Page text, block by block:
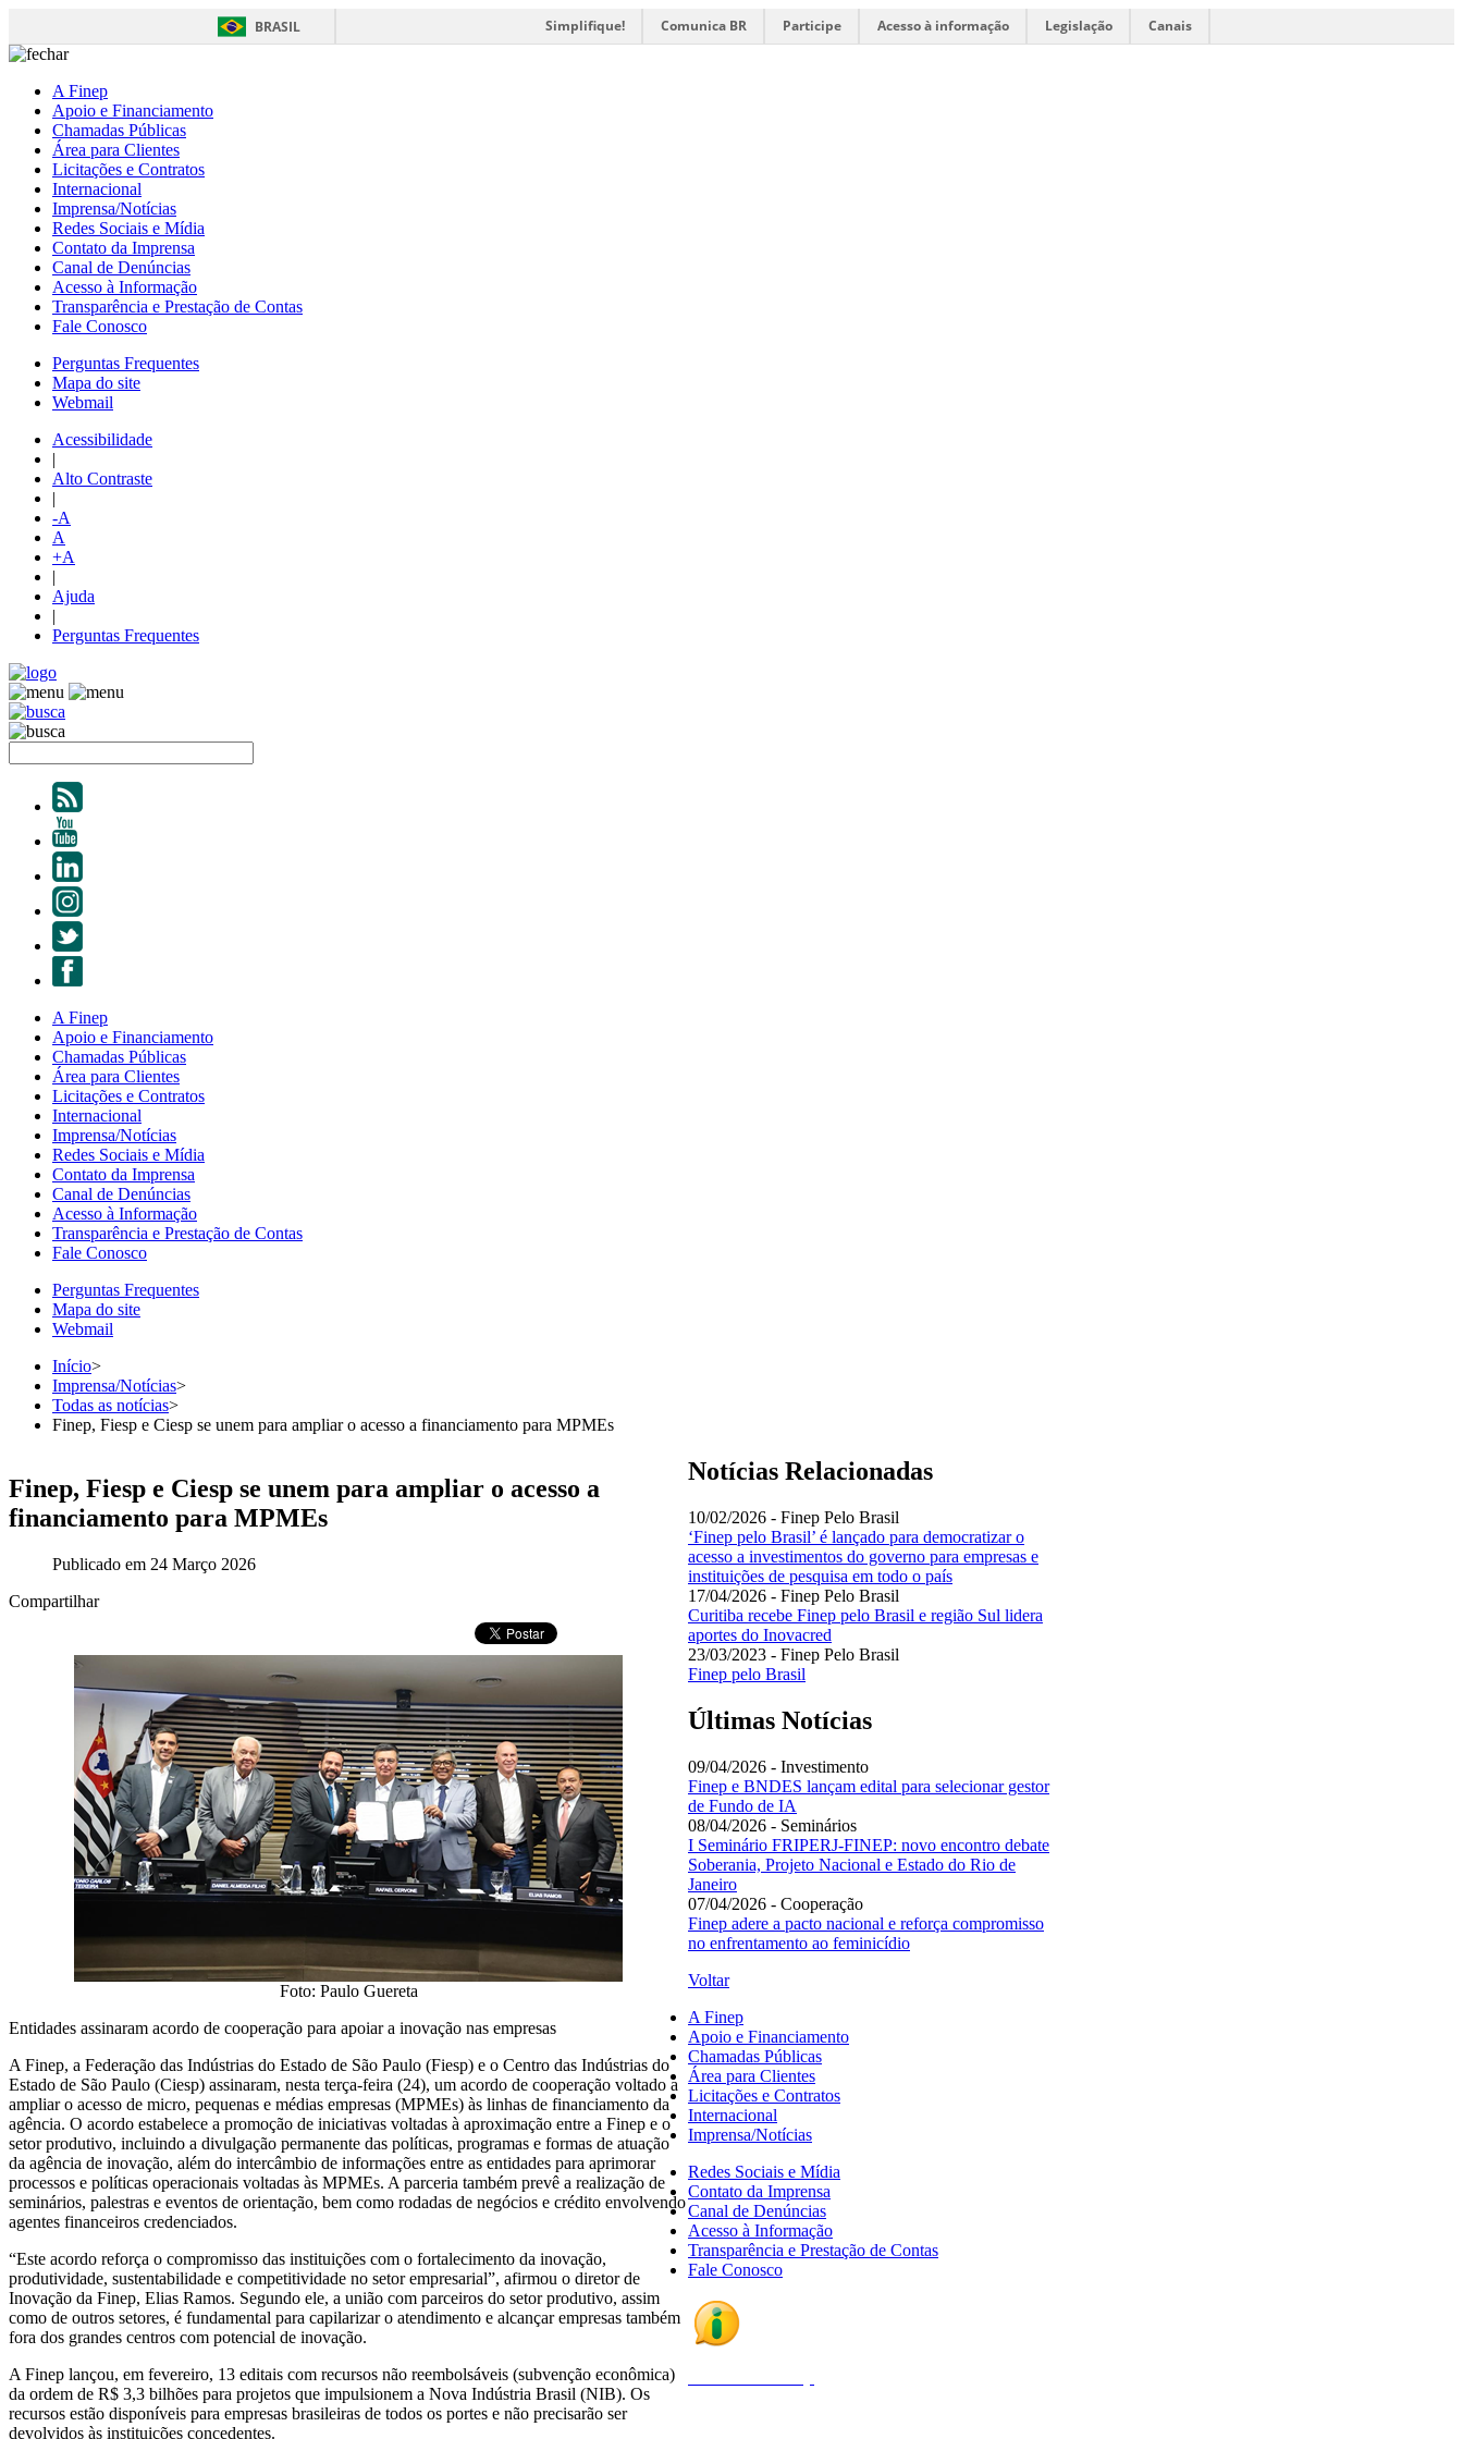
BRASIL Simplifique! Comunica BR Participe Acesso à informação Legislação Canais
A Finep
Apoio e Financiamento
Chamadas Públicas
Área para Clientes
Licitações e Contratos
Internacional
Imprensa/Notícias
Redes Sociais e Mídia
Contato da Imprensa
Canal de Denúncias
Acesso à Informação
Transparência e Prestação de Contas
Fale Conosco
Perguntas Frequentes
Mapa do site
Webmail
Acessibilidade
|
Alto Contraste
|
-A
A
+A
|
Ajuda
|
Perguntas Frequentes
A Finep
Apoio e Financiamento
Chamadas Públicas
Área para Clientes
Licitações e Contratos
Internacional
Imprensa/Notícias
Redes Sociais e Mídia
Contato da Imprensa
Canal de Denúncias
Acesso à Informação
Transparência e Prestação de Contas
Fale Conosco
Perguntas Frequentes
Mapa do site
Webmail
Início>
Imprensa/Notícias>
Todas as notícias>
Finep, Fiesp e Ciesp se unem para ampliar o acesso a financiamento para MPMEs
Finep, Fiesp e Ciesp se unem para ampliar o acesso a
financiamento para MPMEs
Publicado em 24 Março 2026
Compartilhar
Foto: Paulo Guereta
Entidades assinaram acordo de cooperação para apoiar a inovação nas empresas
A Finep, a Federação das Indústrias do Estado de São Paulo (Fiesp) e o Centro das Indústrias do
Estado de São Paulo (Ciesp) assinaram, nesta terça-feira (24), um acordo de cooperação voltado a
ampliar o acesso de micro, pequenas e médias empresas (MPMEs) às linhas de financiamento da
agência. O acordo estabelece a promoção de iniciativas voltadas à aproximação entre a Finep e o
setor produtivo, incluindo a divulgação permanente das políticas, programas e formas de atuação
da agência de inovação, além do intercâmbio de informações entre as entidades para aprimorar
processos e políticas operacionais voltadas às MPMEs. A parceria também prevê a realização de
seminários, palestras e eventos de orientação, bem como rodadas de negócios e crédito envolvendo
agentes financeiros credenciados.
“Este acordo reforça o compromisso das instituições com o fortalecimento da inovação,
produtividade, sustentabilidade e competitividade no setor empresarial”, afirmou o diretor de
Inovação da Finep, Elias Ramos. Segundo ele, a união com parceiros do setor produtivo, assim
como de outros setores, é fundamental para capilarizar o atendimento e alcançar empresas também
fora dos grandes centros com potencial de inovação.
A Finep lançou, em fevereiro, 13 editais com recursos não reembolsáveis (subvenção econômica)
da ordem de R$ 3,3 bilhões para projetos que impulsionem a Nova Indústria Brasil (NIB). Os
recursos estão disponíveis para empresas brasileiras de todos os portes e não precisarão ser
devolvidos às instituições concedentes.
Notícias Relacionadas
10/02/2026 - Finep Pelo Brasil
‘Finep pelo Brasil’ é lançado para democratizar o
acesso a investimentos do governo para empresas e
instituições de pesquisa em todo o país
17/04/2026 - Finep Pelo Brasil
Curitiba recebe Finep pelo Brasil e região Sul lidera
aportes do Inovacred
23/03/2023 - Finep Pelo Brasil
Finep pelo Brasil
Últimas Notícias
09/04/2026 - Investimento
Finep e BNDES lançam edital para selecionar gestor
de Fundo de IA
08/04/2026 - Seminários
I Seminário FRIPERJ-FINEP: novo encontro debate
Soberania, Projeto Nacional e Estado do Rio de
Janeiro
07/04/2026 - Cooperação
Finep adere a pacto nacional e reforça compromisso
no enfrentamento ao feminicídio
Voltar
A Finep
Apoio e Financiamento
Chamadas Públicas
Área para Clientes
Licitações e Contratos
Internacional
Imprensa/Notícias
Redes Sociais e Mídia
Contato da Imprensa
Canal de Denúncias
Acesso à Informação
Transparência e Prestação de Contas
Fale Conosco